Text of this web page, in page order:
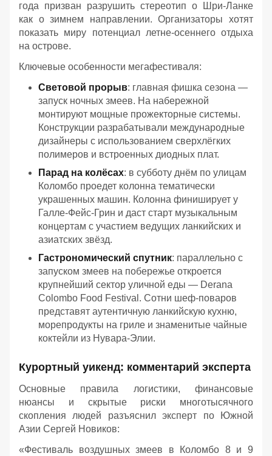
года призван разрушить стереотип о Шри-Ланке
как о зимнем направлении. Организаторы хотят
показать миру потенциал летне-осеннего отдыха
на острове.
Ключевые особенности мегафестиваля:
Световой прорыв: главная фишка сезона —
запуск ночных змеев. На набережной
монтируют мощные прожекторные системы.
Конструкции разрабатывали международные
дизайнеры с использованием сверхлёгких
полимеров и встроенных диодных плат.
Парад на колёсах: в субботу днём по улицам
Коломбо проедет колонна тематически
украшенных машин. Колонна финиширует у
Галле-Фейс-Грин и даст старт музыкальным
концертам с участием ведущих ланкийских и
азиатских звёзд.
Гастрономический спутник: параллельно с
запуском змеев на побережье откроется
крупнейший сектор уличной еды — Derana
Colombo Food Festival. Сотни шеф-поваров
представят аутентичную ланкийскую кухню,
морепродукты на гриле и знаменитые чайные
коктейли из Нувара-Элии.
Курортный уикенд: комментарий эксперта
Основные правила логистики, финансовые
нюансы и скрытые риски многотысячного
скопления людей разъяснил эксперт по Южной
Азии Сергей Новиков:
«Фестиваль воздушных змеев в Коломбо 8 и 9